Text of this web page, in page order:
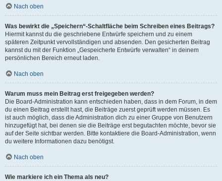
Nach oben
Was bewirkt die „Speichern“-Schaltfläche beim Schreiben eines Beitrags?
Hiermit kannst du die geschriebene Entwürfe speichern und zu einem
späteren Zeitpunkt vervollständigen und absenden. Den gesicherten Beitrag
kannst du mit der Funktion „Gespeicherte Entwürfe verwalten“ in deinem
persönlichen Bereich erneut laden.
Nach oben
Warum muss mein Beitrag erst freigegeben werden?
Die Board-Administration kann entschieden haben, dass in dem Forum, in dem
du einen Beitrag erstellt hast, die Beiträge zuerst geprüft werden müssen. Es
ist auch möglich, dass die Administration dich zu einer Gruppe von Benutzern
hinzugefügt hat, bei denen sie die Beiträge erst begutachten möchte, bevor sie
auf der Seite sichtbar werden. Bitte kontaktiere die Board-Administration, wenn
du weitere Informationen dazu benötigst.
Nach oben
Wie markiere ich ein Thema als neu?